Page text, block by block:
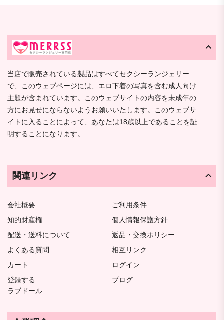
当店で販売されている製品はすべてセクシーランジェリー
で、このウェブページには、エロ下着の写真を含む成人向け
主題が含まれています。このウェブサイトの内容を未成年の
方にお見せにならないようお願いいたします。このウェブサ
イトに入ることによって、あなたは18歳以上であることを証
明することになります。
関連リンク
会社概要
ご利用条件
知的財産権
個人情報保護方針
配送・送料について
返品・交換ポリシー
よくある質問
相互リンク
カート
ログイン
登録する
ブログ
ラブドール